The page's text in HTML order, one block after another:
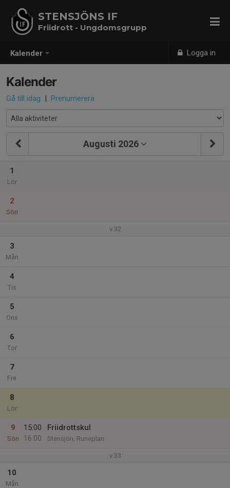
Kalender Logga in
STENSJÖNS IF
Friidrott - Ungdomsgrupp
Kalender
Gå till idag | Prenumerera
Augusti 2026
1
Lör
2
Sön
v.32
3
Mån
4
Tis
5
Ons
6
Tor
7
Fre
8
Lör
9
Sön
15:00
16:00
Friidrottskul
Stensjön, Runeplan
v.33
10
Mån